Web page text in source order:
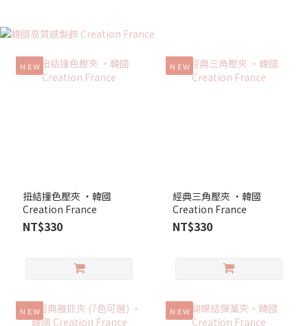
ＮＥＷ
扭結撞色壓夾 ‧韓國
Creation France
NT$330
ＮＥＷ
經典三角壓夾 ‧韓國
Creation France
NT$330
ＮＥＷ ＮＥＷ